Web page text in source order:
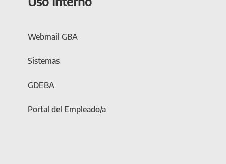
Webmail GBA
Sistemas
GDEBA
Portal del Empleado/a